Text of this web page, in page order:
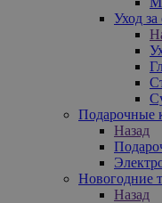
Уход
Подарочные
Назад
Новогодние
Назад